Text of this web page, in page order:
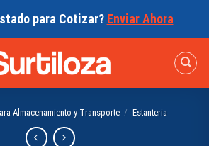
para Cotizar? Enviar Ahora
Almacenamiento y Transporte / Estanteria